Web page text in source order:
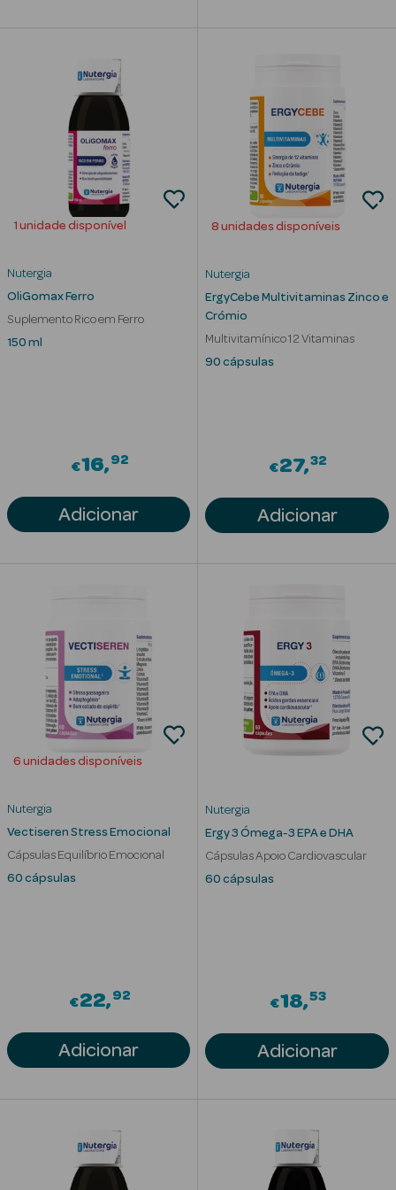
Desmaquilhantes
Água Micelar
Solares
Máscaras
Faciais
Lábios
Ver Tudo
Banho
Protetores
Solares
Refirmantes
Esfoliantes
Corporais
Bronzeadores
Cuidados de
Massajadores
1 unidade disponível
Nutergia
OliGomax Ferro
Suplemento Rico em Ferro
150 ml
€16 92
Adicionar
8 unidades disponíveis
Nutergia
ErgyCebe Multivitaminas Zinco e
Crómio
Multivitamínico 12 Vitaminas
90 cápsulas
€27 32
Adicionar
6 unidades disponíveis
Nutergia
Vectiseren Stress Emocional
Cápsulas Equilíbrio Emocional
60 cápsulas
€22 92
Adicionar
Nutergia
Ergy 3 Ómega-3 EPA e DHA
Cápsulas Apoio Cardiovascular
60 cápsulas
€18 53
Adicionar